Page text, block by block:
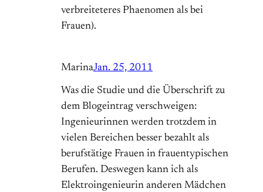
verbreiteteres Phaenomen als bei
Frauen).
MarinaJan. 25, 2011
Was die Studie und die Überschrift zu
dem Blogeintrag verschweigen:
Ingenieurinnen werden trotzdem in
vielen Bereichen besser bezahlt als
berufstätige Frauen in frauentypischen
Berufen. Deswegen kann ich als
Elektroingenieurin anderen Mädchen